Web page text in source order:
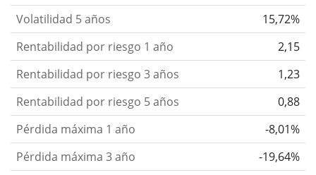
Volatilidad 5 años
15,72%
Rentabilidad por riesgo 1 año
2,15
Rentabilidad por riesgo 3 años
1,23
Rentabilidad por riesgo 5 años
0,88
Pérdida máxima 1 año
-8,01%
Pérdida máxima 3 año
-19,64%